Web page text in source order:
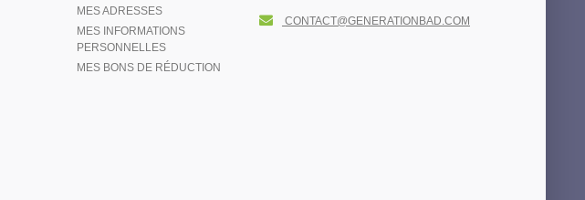
MES ADRESSES
MES INFORMATIONS
PERSONNELLES
MES BONS DE RÉDUCTION
CONTACT@GENERATIONBAD.COM